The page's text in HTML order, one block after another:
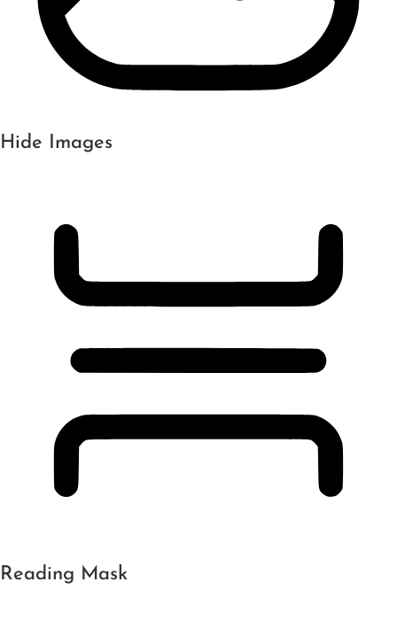
Hide Images
Reading Mask